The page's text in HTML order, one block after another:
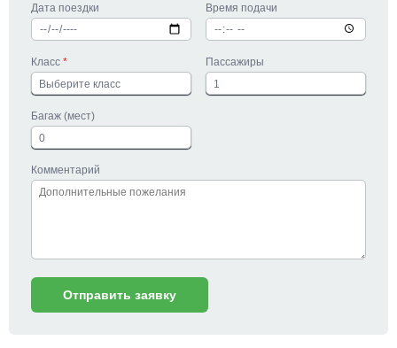
Дата поездки Время подачи
Класс * Пассажиры
Багаж (мест)
Комментарий